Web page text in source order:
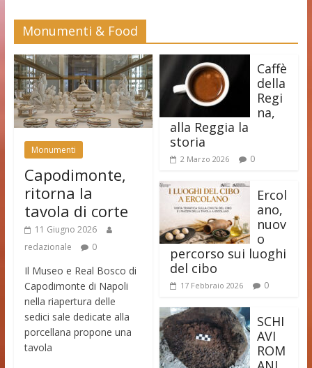
Monumenti & Food
Monumenti
Capodimonte,
ritorna la
tavola di corte
11 Giugno 2026
redazionale
0
Il Museo e Real Bosco di
Capodimonte di Napoli
nella riapertura delle
sedici sale dedicate alla
porcellana propone una
tavola
Caffè
della
Regi
na,
alla Reggia la
storia
2 Marzo 2026 0
Ercol
ano,
nuov
o
percorso sui luoghi
del cibo
17 Febbraio 2026 0
SCHI
AVI
ROM